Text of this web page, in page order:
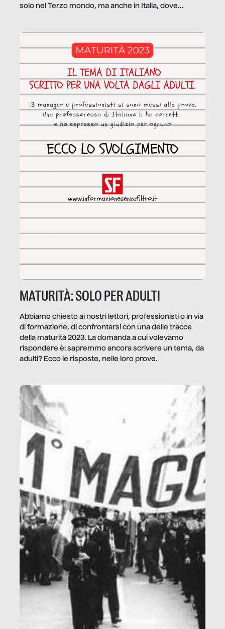
solo nel Terzo mondo, ma anche in Italia, dove
MATURITÀ: SOLO PER ADULTI
Abbiamo chiesto ai nostri lettori, professionisti o in via
di formazione, di confrontarsi con una delle tracce
della maturità 2023. La domanda a cui volevamo
rispondere è: sapremmo ancora scrivere un tema, da
adulti? Ecco le risposte, nelle loro prove.